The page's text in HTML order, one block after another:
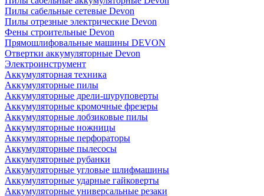
Пилы сабельные сетевые Devon
Пилы отрезные электрические Devon
Фены строительные Devon
Прямошлифовальные машины DEVON
Отвертки аккумуляторные Devon
Электроинструмент
Аккумуляторная техника
Аккумуляторные пилы
Аккумуляторные дрели-шуруповерты
Аккумуляторные кромочные фрезеры
Аккумуляторные лобзиковые пилы
Аккумуляторные ножницы
Аккумуляторные перфораторы
Аккумуляторные пылесосы
Аккумуляторные рубанки
Аккумуляторные угловые шлифмашины
Аккумуляторные ударные гайковерты
Аккумуляторные универсальные резаки